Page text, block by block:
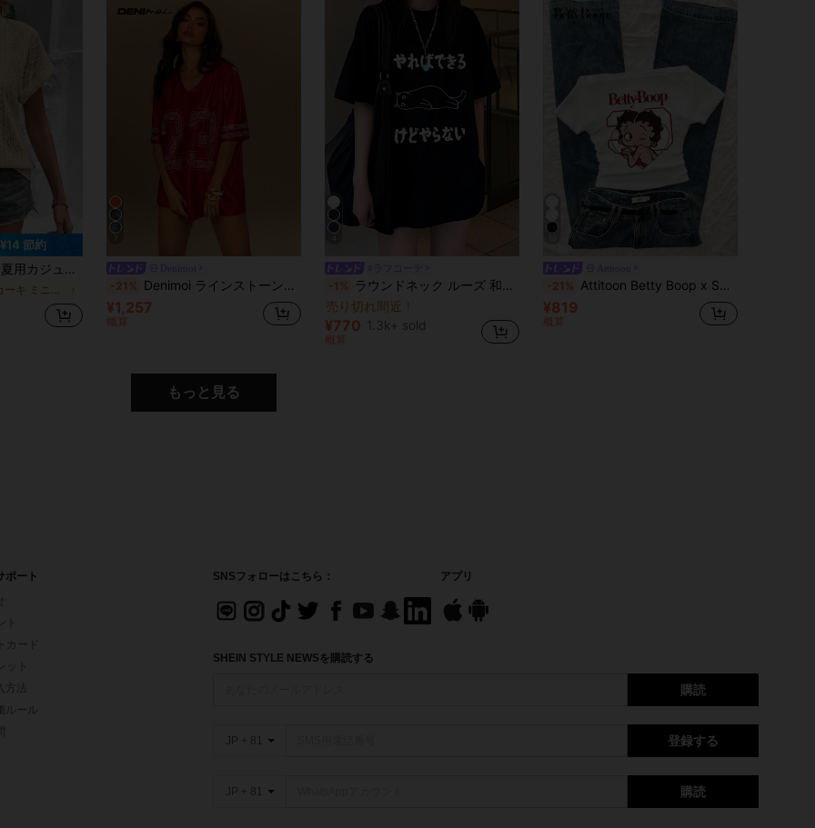
¥14 節約
ャー ノッチネック Tシャツ
7
-21% Denimoi ラインストーン付き アスレチック オーバーサイズ メッシュジャージTシャツ
¥1,257
概算
-1%
ラウンドネック ルーズ 和風 レタープリント 可愛い猫 半袖Tシャツ、春夏カジュアル ブラック
売り切れ間近！
¥770 1.3k+ sold
概算
-21% Attitoon Betty Boop x SHEIN レディース カジュアル ギャザーウエスト スクエアネック Bettyコラボ フィット 半袖Tシャツ 夏向け シック Y2K
¥819
概算
もっと見る
ポート
ード
ト
方法
ルール
SNSフォローはこちら： アプリ
SHEIN STYLE NEWSを購読する
購読
JP + 81 登録する
JP + 81 購読